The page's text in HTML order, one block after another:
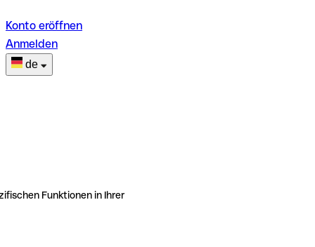
Konto eröffnen
Anmelden
de
Funktionen in Ihrer